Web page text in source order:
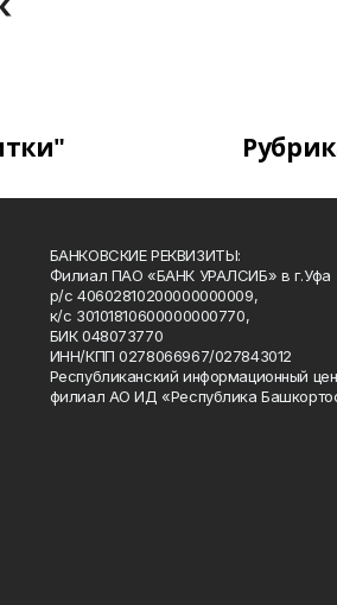
БАНКОВСКИЕ РЕКВИЗИТЫ:
Филиал ПАО «БАНК УРАЛСИБ» в г.Уфа
р/с 40602810200000000009,
к/с 30101810600000000770,
БИК 048073770
ИНН/КПП 0278066967/027843012
Республиканский информационный
филиал АО ИД «Республика